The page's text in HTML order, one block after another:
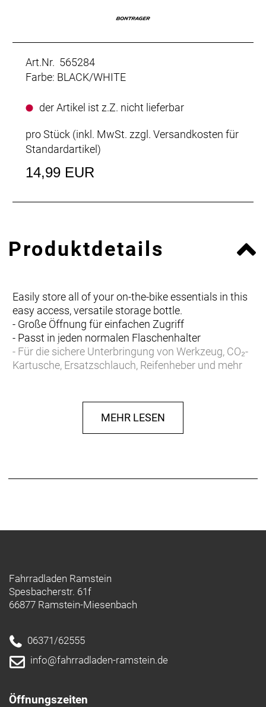
Art.Nr. 565284
Farbe: BLACK/WHITE
der Artikel ist z.Z. nicht lieferbar
pro Stück (inkl. MwSt. zzgl. Versandkosten für
Standardartikel)
14,99 EUR
Produktdetails
Easily store all of your on-the-bike essentials in this
easy access, versatile storage bottle.
- Große Öffnung für einfachen Zugriff
- Passt in jeden normalen Flaschenhalter
- Für die sichere Unterbringung von Werkzeug, CO₂-
Kartusche, Ersatzschlauch, Reifenheber und mehr
MEHR LESEN
Fahrradladen Ramstein
Spesbacherstr. 61f
66877 Ramstein-Miesenbach
06371/62555
info@fahrradladen-ramstein.de
Öffnungszeiten